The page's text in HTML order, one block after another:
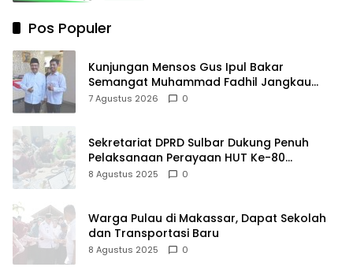
Pos Populer
Kunjungan Mensos Gus Ipul Bakar
Semangat Muhammad Fadhil Jangkau
Anak Keluarga Sangat Kurang Mampu
7 Agustus 2026 0
Sekretariat DPRD Sulbar Dukung Penuh
Pelaksanaan Perayaan HUT Ke-80
Kemerdekaan RI
8 Agustus 2025 0
Warga Pulau di Makassar, Dapat Sekolah
dan Transportasi Baru
8 Agustus 2025 0